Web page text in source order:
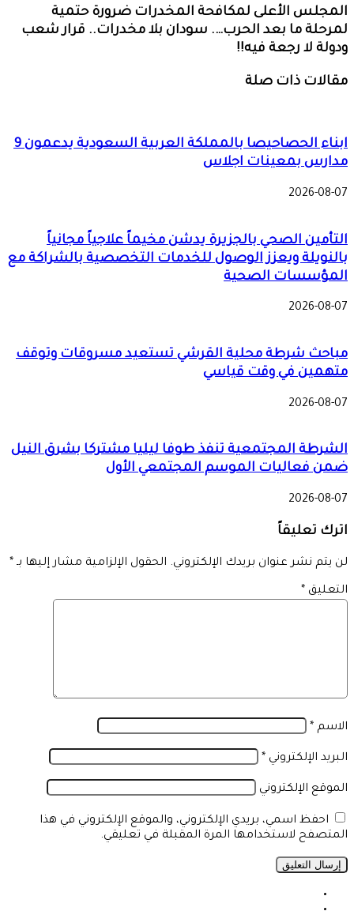
المجلس الأعلى لمكافحة المخدرات ضرورة حتمية
لمرحلة ما بعد الحرب…. سودان بلا مخدرات.. قرار شعب
ودولة لا رجعة فيه!!
مقالات ذات صلة
ابناء الحصاحيصا بالمملكة العربية السعودية يدعمون 9
مدارس بمعينات اجلاس
2026-08-07
التأمين الصحي بالجزيرة يدشن مخيماً علاجياً مجانياً
بالنويلة ويعزز الوصول للخدمات التخصصية بالشراكة مع
المؤسسات الصحية
2026-08-07
مباحث شرطة محلية القرشي تستعيد مسروقات وتوقف
متهمين في وقت قياسي
2026-08-07
الشرطة المجتمعية تنفذ طوفا ليليا مشتركا بشرق النيل
ضمن فعاليات الموسم المجتمعي الأول
2026-08-07
اترك تعليقاً
لن يتم نشر عنوان بريدك الإلكتروني. الحقول الإلزامية مشار إليها بـ *
التعليق *
الاسم *
البريد الإلكتروني *
الموقع الإلكتروني
احفظ اسمي، بريدي الإلكتروني، والموقع الإلكتروني في هذا
المتصفح لاستخدامها المرة المقبلة في تعليقي.